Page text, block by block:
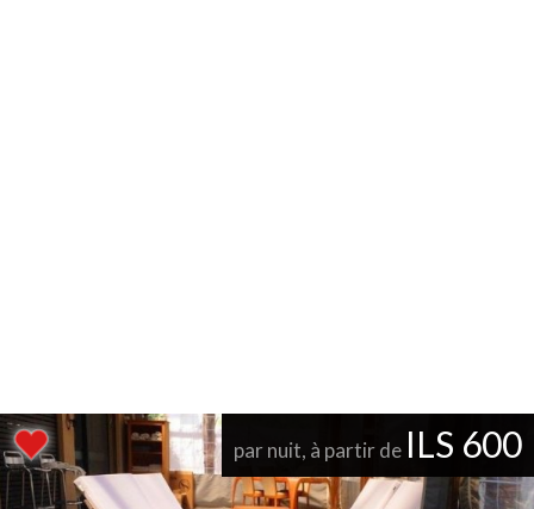
par nuit, à partir de ILS 600